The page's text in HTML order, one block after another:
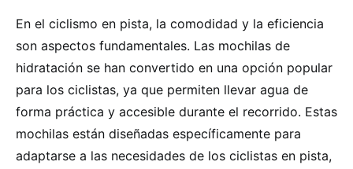
En el ciclismo en pista, la comodidad y la eficiencia
son aspectos fundamentales. Las mochilas de
hidratación se han convertido en una opción popular
para los ciclistas, ya que permiten llevar agua de
forma práctica y accesible durante el recorrido. Estas
mochilas están diseñadas específicamente para
adaptarse a las necesidades de los ciclistas en pista,